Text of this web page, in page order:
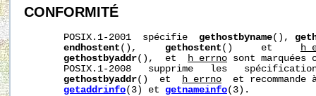
CONFORMITÉ
       POSIX.1-2001  spécifie
gethostbyname(),
endhostent (), gethostent ()     et
gethostbyaddr(),  et h_errno sont marquées
POSIX.1-2008   supprime   les
gethostbyaddr()  et h_errno
et recommande
getaddrinfo(3) et getnameinfo(3).